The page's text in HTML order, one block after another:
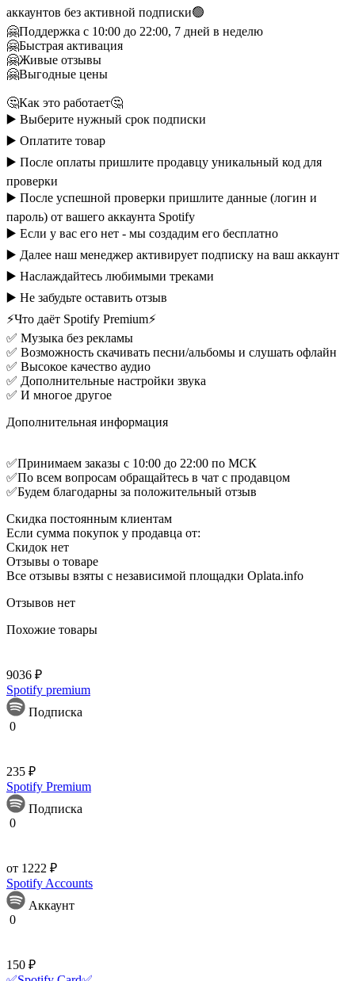
аккаунтов без активной подписки🟢
🤗Поддержка с 10:00 до 22:00, 7 дней в неделю
🤗Быстрая активация
🤗Живые отзывы
🤗Выгодные цены
🤔Как это работает🤔
▶️ Выберите нужный срок подписки
▶️ Оплатите товар
▶️ После оплаты пришлите продавцу уникальный код для
проверки
▶️ После успешной проверки пришлите данные (логин и
пароль) от вашего аккаунта Spotify
▶️ Если у вас его нет - мы создадим его бесплатно
▶️ Далее наш менеджер активирует подписку на ваш аккаунт
▶️ Наслаждайтесь любимыми треками
▶️ Не забудьте оставить отзыв
⚡Что даёт Spotify Premium⚡
✅ Музыка без рекламы
✅ Возможность скачивать песни/альбомы и слушать офлайн
✅ Высокое качество аудио
✅ Дополнительные настройки звука
✅ И многое другое
Дополнительная информация
✅Принимаем заказы c 10:00 до 22:00 по МСК
✅По всем вопросам обращайтесь в чат с продавцом
✅Будем благодарны за положительный отзыв
Скидка постоянным клиентам
Если сумма покупок у продавца от:
Скидок нет
Отзывы о товаре
Все отзывы взяты с независимой площадки Oplata.info
Отзывов нет
Похожие товары
9036 ₽
Spotify premium
Подписка
0
235 ₽
Spotify Premium
Подписка
0
от 1222 ₽
Spotify Accounts
Аккаунт
0
150 ₽